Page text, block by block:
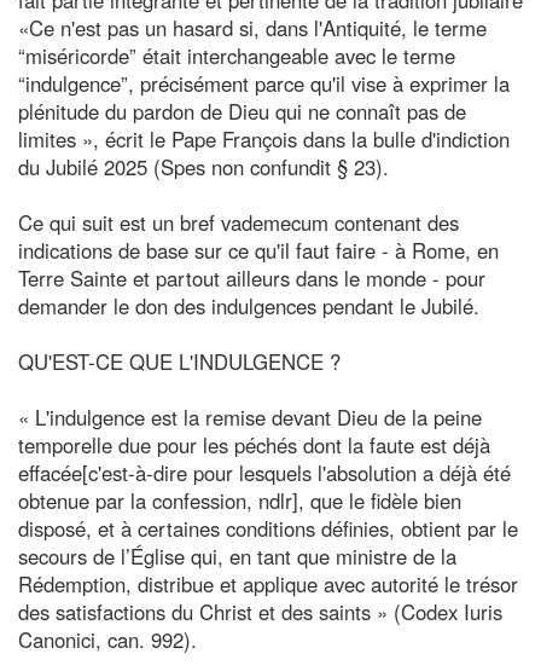
«Ce n'est pas un hasard si, dans l'Antiquité, le terme
“miséricorde” était interchangeable avec le terme
“indulgence”, précisément parce qu'il vise à exprimer la
plénitude du pardon de Dieu qui ne connaît pas de
limites », écrit le Pape François dans la bulle d'indiction
du Jubilé 2025 (Spes non confundit § 23).
Ce qui suit est un bref vademecum contenant des
indications de base sur ce qu'il faut faire - à Rome, en
Terre Sainte et partout ailleurs dans le monde - pour
demander le don des indulgences pendant le Jubilé.
QU'EST-CE QUE L'INDULGENCE ?
« L'indulgence est la remise devant Dieu de la peine
temporelle due pour les péchés dont la faute est déjà
effacée[c'est-à-dire pour lesquels l'absolution a déjà été
obtenue par la confession, ndlr], que le fidèle bien
disposé, et à certaines conditions définies, obtient par le
secours de l’Église qui, en tant que ministre de la
Rédemption, distribue et applique avec autorité le trésor
des satisfactions du Christ et des saints » (Codex Iuris
Canonici, can. 992).